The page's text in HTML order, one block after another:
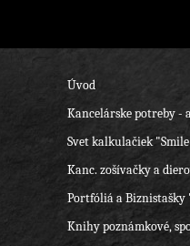
Úvod
Kancelárske potreby -
Svet kalkulačiek
Kanc. zošívačky a
Portfóliá a Biznistašky
Knihy poznámkové,